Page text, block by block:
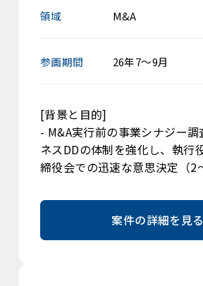
領域 M&A
参画期間 26年7～9月
[背景と目的]
- M&A実行前の事業シナジー調
ネスDDの体制を強化し、執行
締役会での迅速な意思決定（
案件の詳細を見る